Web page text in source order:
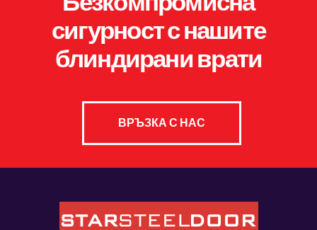
сигурност с нашите
блиндирани врати
ВРЪЗКА С НАС